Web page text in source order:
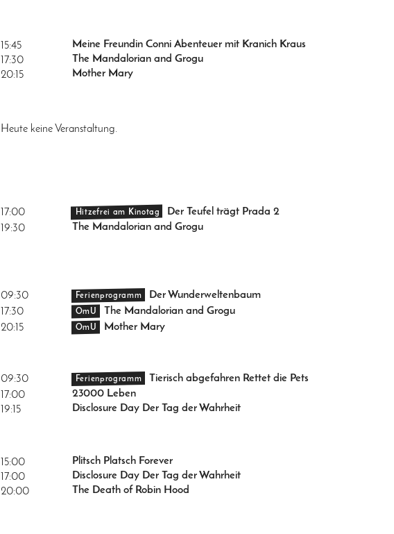
15:45
Meine Freundin Conni Abenteuer mit Kranich Kraus
17:30
The Mandalorian and Grogu
20:15
Mother Mary
Heute keine Veranstaltung.
17:00 Hitzefrei am Kinotag
Der Teufel trägt Prada 2
19:30
The Mandalorian and Grogu
09:30 Ferienprogramm
Der Wunderweltenbaum
17:30
OmU
The Mandalorian and Grogu
20:15
OmU Mother Mary
09:30 Ferienprogramm
Tierisch abgefahren Rettet die Pets
17:00
23000 Leben
19:15
Disclosure Day Der Tag der Wahrheit
15:00
Plitsch Platsch Forever
17:00
Disclosure Day Der Tag der Wahrheit
20:00
The Death of Robin Hood